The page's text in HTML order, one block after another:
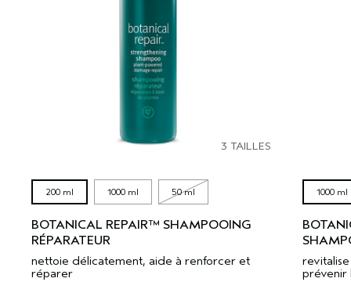
3 TAILLES
200 ml 1000 ml 50 ml
BOTANICAL REPAIR™ SHAMPOOING
RÉPARATEUR
nettoie délicatement, aide à renforcer et
réparer
1000 ml
prévenir